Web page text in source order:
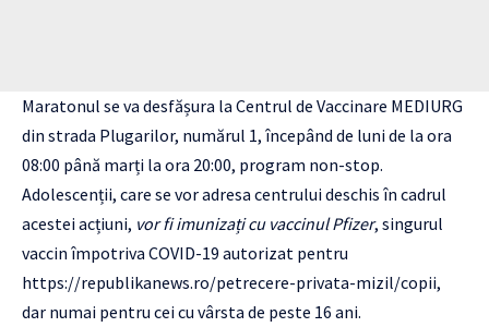
Maratonul se va desfășura la Centrul de Vaccinare MEDIURG
din strada Plugarilor, numărul 1, începând de luni de la ora
08:00 până marți la ora 20:00, program non-stop.
Adolescenții, care se vor adresa centrului deschis în cadrul
acestei acțiuni, vor fi imunizați cu vaccinul Pfizer, singurul
vaccin împotriva COVID-19 autorizat pentru
https://republikanews.ro/petrecere-privata-mizil/copii,
dar numai pentru cei cu vârsta de peste 16 ani.